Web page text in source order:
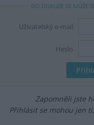
DO DISKUZE SE
Uživatelský e-mail
Heslo
Zapomněli jste
Přihlásit se mohou jen